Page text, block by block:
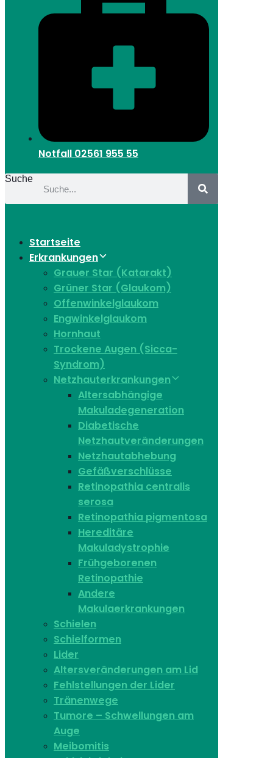
Notfall 02561 955 55
Suche
Startseite
Erkrankungen
Grauer Star (Katarakt)
Grüner Star (Glaukom)
Offenwinkelglaukom
Engwinkelglaukom
Hornhaut
Trockene Augen (Sicca-
Syndrom)
Netzhauterkrankungen
Altersabhängige
Makuladegeneration
Diabetische
Netzhautveränderungen
Netzhautabhebung
Gefäßverschlüsse
Retinopathia centralis
serosa
Retinopathia pigmentosa
Hereditäre
Makuladystrophie
Frühgeborenen
Retinopathie
Andere
Makulaerkrankungen
Schielen
Schielformen
Lider
Altersveränderungen am Lid
Fehlstellungen der Lider
Tränenwege
Tumore – Schwellungen am
Auge
Meibomitis